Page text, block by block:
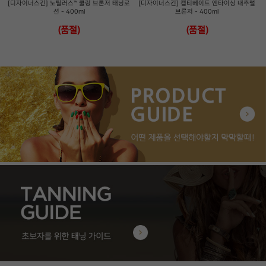
[디자이너스킨] 노틸러스™ 쿨링 브론저 태닝로
션 - 400ml
(품절)
[디자이너스킨] 캡티베이트 엔타이싱 내추럴
브론저 - 400ml
(품절)